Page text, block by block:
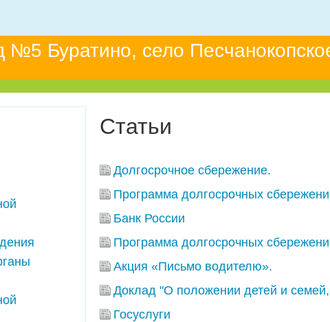
№5 Буратино, село
Статьи
Долгосрочное сбережение.
Программа долгосрочных
Банк России
Программа долгосрочных
Акция «Письмо водителю».
Доклад "О положении детей и
Госуслуги